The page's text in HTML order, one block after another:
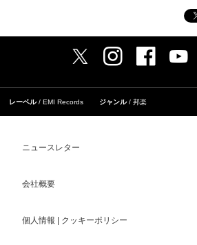
レーベル EMI Records ジャンル 邦楽
ニュースレター
会社概要
個人情報 | クッキーポリシー